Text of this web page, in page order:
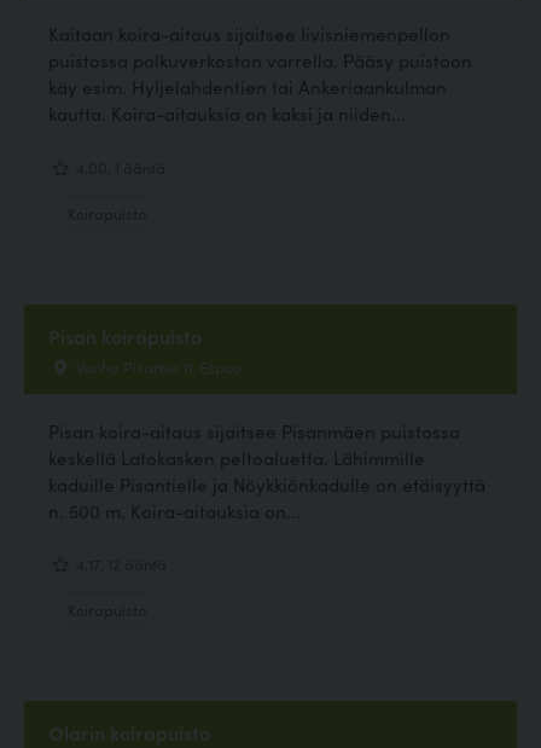
Kaitaan koira-aitaus sijaitsee Iivisniemenpellon
puistossa polkuverkoston varrella. Pääsy puistoon
käy esim. Hyljelahdentien tai Ankeriaankulman
kautta. Koira-aitauksia on kaksi ja niiden...
Pisan koirapuisto
Vanha Pisantie 11, Espoo
Pisan koira-aitaus sijaitsee Pisanmäen puistossa
keskellä Latokasken peltoaluetta. Lähimmille
kaduille Pisantielle ja Nöykkiönkadulle on etäisyyttä
n. 500 m. Koira-aitauksia on...
Olarin koirapuisto